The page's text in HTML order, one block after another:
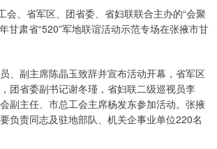
会、省军区、团省委、省妇联联合主办的“会聚
甘肃省“520”军地联谊活动示范专场在张掖市甘
、副主席陈晶玉致辞并宣布活动开幕，省军区
团省委副书记谢冬瑾，省妇联二级巡视员李
副主任、市总工会主席杨发东参加活动。张掖
负责同志及驻地部队、机关企事业单位220名